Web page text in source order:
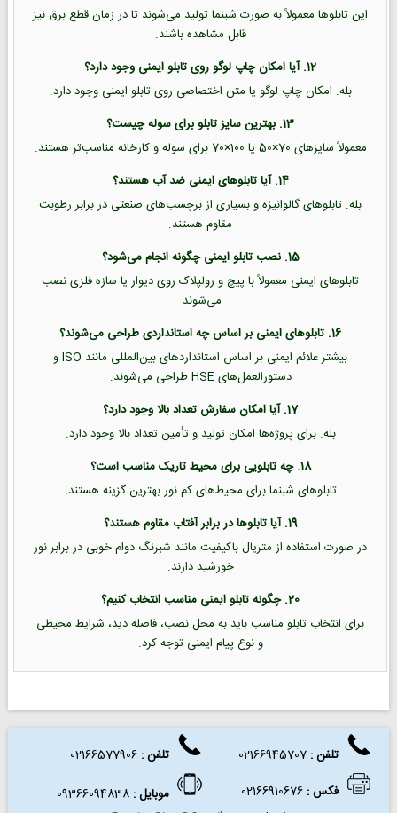
این تابلوها معمولاً به صورت شبنما تولید می‌شوند تا در زمان قطع برق نیز
قابل مشاهده باشند.
12. آیا امکان چاپ لوگو روی تابلو ایمنی وجود دارد؟
بله. امکان چاپ لوگو یا متن اختصاصی روی تابلو ایمنی وجود دارد.
13. بهترین سایز تابلو برای سوله چیست؟
معمولاً سایزهای 70×50 یا 100×70 برای سوله و کارخانه مناسب‌تر هستند.
14. آیا تابلوهای ایمنی ضد آب هستند؟
بله. تابلوهای گالوانیزه و بسیاری از برچسب‌های صنعتی در برابر رطوبت
مقاوم هستند.
15. نصب تابلو ایمنی چگونه انجام می‌شود؟
تابلوهای ایمنی معمولاً با پیچ و رولپلاک روی دیوار یا سازه فلزی نصب
می‌شوند.
16. تابلوهای ایمنی بر اساس چه استانداردی طراحی می‌شوند؟
بیشتر علائم ایمنی بر اساس استانداردهای بین‌المللی مانند ISO و
دستورالعمل‌های HSE طراحی می‌شوند.
17. آیا امکان سفارش تعداد بالا وجود دارد؟
بله. برای پروژه‌ها امکان تولید و تأمین تعداد بالا وجود دارد.
18. چه تابلویی برای محیط تاریک مناسب است؟
تابلوهای شبنما برای محیط‌های کم نور بهترین گزینه هستند.
19. آیا تابلوها در برابر آفتاب مقاوم هستند؟
در صورت استفاده از متریال باکیفیت مانند شبرنگ دوام خوبی در برابر نور
خورشید دارند.
20. چگونه تابلو ایمنی مناسب انتخاب کنیم؟
برای انتخاب تابلو مناسب باید به محل نصب، فاصله دید، شرایط محیطی
و نوع پیام ایمنی توجه کرد.
تلفن : تلفن:
02166577906
فکس:
02166910676 موبایل :